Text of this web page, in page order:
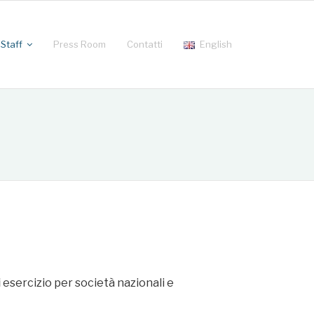
Staff Press Room Contatti English
per società nazionali e